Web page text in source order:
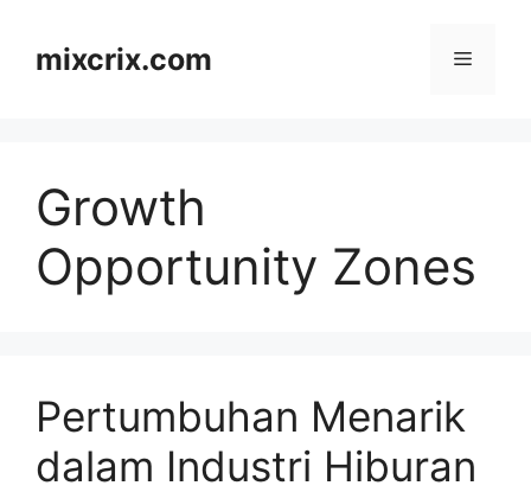
contentmixcrix.com Menu
Growth
Opportunity Zones
Pertumbuhan Menarik
dalam Industri Hiburan